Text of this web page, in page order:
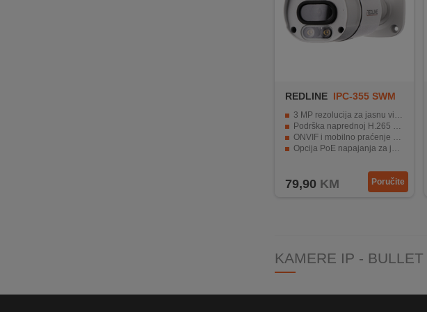
REDLINE IPC-355 SWM
3 MP rezolucija za jasnu video sliku
Podrška naprednoj H.265 kompresiji
ONVIF i mobilno praćenje putem pametnih telefona
Opcija PoE napajanja za jednostavniju instalaciju
79,90 KM Poručite
KAMERE IP - BULLET